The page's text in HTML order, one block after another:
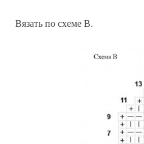
Вязать по схеме В.